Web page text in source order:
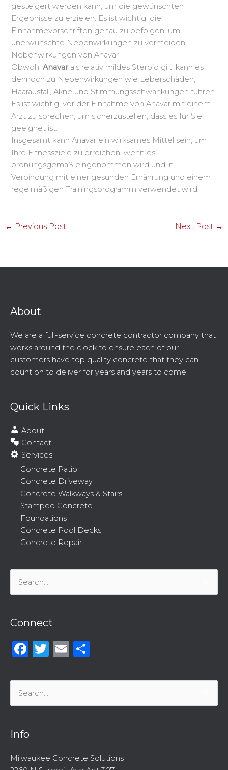
gesteigert werden kann, um die gewünschten
Ergebnisse zu erzielen. Es ist wichtig, die
Einnahmevorschriften genau zu befolgen, um
unerwünschte Nebenwirkungen zu vermeiden.
Nebenwirkungen von Anavar
ObwohlAnavarals relativ mildes Steroid gilt, kann es
dennoch zu Nebenwirkungen wie Leberschäden,
Haarausfall, Akne und Stimmungsschwankungen führen.
Es ist wichtig, vor der Einnahme von Anavar mit einem
Arzt zu sprechen, um sicherzustellen, dass es für Sie
geeignet ist.
Insgesamt kann Anavar ein wirksames Mittel sein, um
Ihre Fitnessziele zu erreichen, wenn es
ordnungsgemäß eingenommen wird und in
Verbindung mit einer gesunden Ernährung und einem
regelmäßigen Trainingsprogramm verwendet wird.
← Previous Post Next Post →
About
We are a full-service concrete contractor company that
works around the clock to ensure each of our
customers have top quality concrete that they can
count on to deliver for years and years to come.
Quick Links
About
Contact
Services
Concrete Patio
Concrete Driveway
Concrete Walkways & Stairs
Stamped Concrete
Foundations
Concrete Pool Decks
Concrete Repair
Search
for:
Connect
Facebook
Twitter
Email
Search
for:
Info
Milwaukee Concrete Solutions